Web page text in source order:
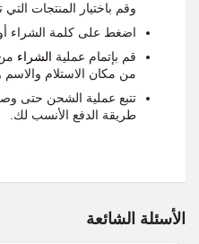
وقم باختيار المنتجات
اضغط على كلمة الشراء أو
قم بإتمام عملية الشراء
من مكان الاستلام والاسم
تتبع عملية الشحن حتى
طريقة الدفع الأنسب لك.
الأسئلة الشائعة